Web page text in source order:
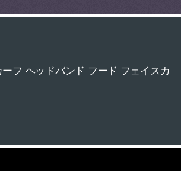
フ ヘッドバンド フード フェイスカ